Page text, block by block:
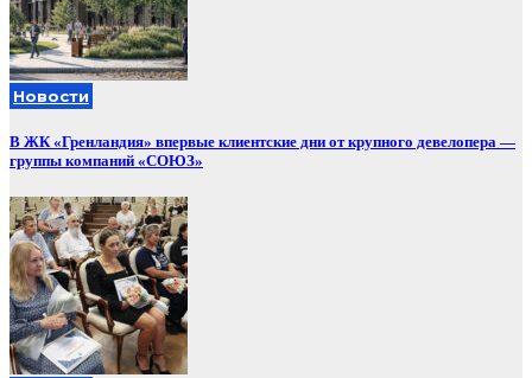
Новости
В ЖК «Гренландия» впервые клиентские дни от крупного девелопера —
группы компаний «СОЮЗ»